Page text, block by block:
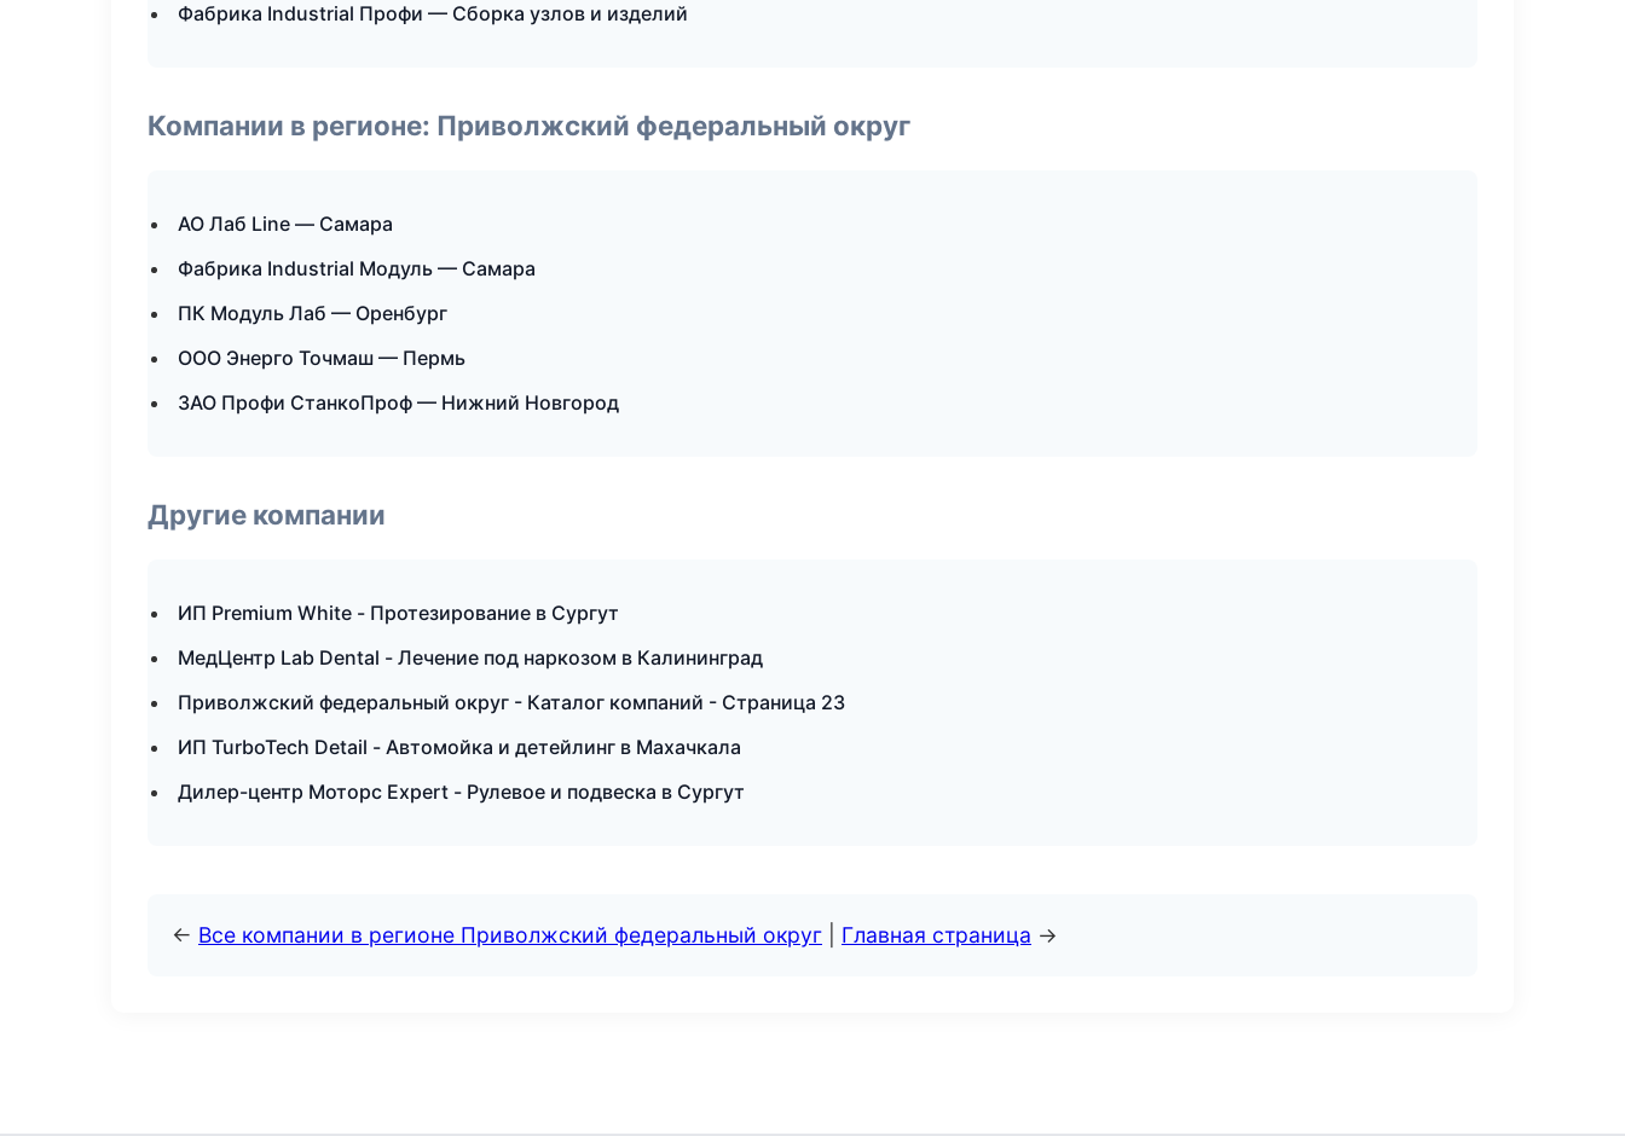
Фабрика Industrial Профи — Сборка узлов и изделий
Компании в регионе: Приволжский федеральный округ
АО Лаб Line — Самара
Фабрика Industrial Модуль — Самара
ПК Модуль Лаб — Оренбург
ООО Энерго Точмаш — Пермь
ЗАО Профи СтанкоПроф — Нижний Новгород
Другие компании
ИП Premium White - Протезирование в Сургут
МедЦентр Lab Dental - Лечение под наркозом в Калининград
Приволжский федеральный округ - Каталог компаний - Страница 23
ИП TurboTech Detail - Автомойка и детейлинг в Махачкала
Дилер-центр Моторс Expert - Рулевое и подвеска в Сургут
← Все компании в регионе Приволжский федеральный округ Главная страница →